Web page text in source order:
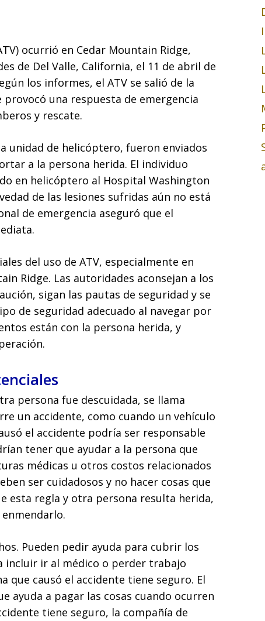
ocurrió en Cedar Mountain Ridge,
de Del Valle, California, el 11 de abril de
los informes, el ATV se salió de la
una respuesta de emergencia
y rescate.
unidad de helicóptero, fueron enviados
a la persona herida. El individuo
en helicóptero al Hospital Washington
de las lesiones sufridas aún no está
de emergencia aseguró que el
del uso de ATV, especialmente en
Ridge. Las autoridades aconsejan a los
sigan las pautas de seguridad y se
de seguridad adecuado al navegar por
están con la persona herida, y
persona fue descuidada, se llama
un accidente, como cuando un vehículo
el accidente podría ser responsable
tener que ayudar a la persona que
médicas u otros costos relacionados
ser cuidadosos y no hacer cosas que
esta regla y otra persona resulta herida,
Pueden pedir ayuda para cubrir los
incluir ir al médico o perder trabajo
que causó el accidente tiene seguro. El
ayuda a pagar las cosas cuando ocurren
tiene seguro, la compañía de